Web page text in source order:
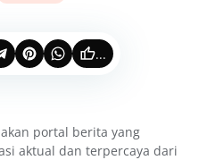
...
portal berita yang
aktual dan terpercaya dari